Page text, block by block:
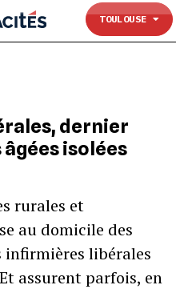
TOULOUSE
TOULOUSE
dernier
isolées
rurales et
au domicile des
infirmières libérales
assurent parfois, en